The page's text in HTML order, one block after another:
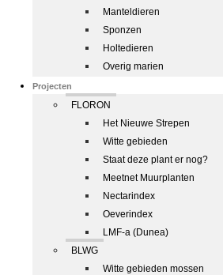
Manteldieren
Sponzen
Holtedieren
Overig marien
Projecten
FLORON
Het Nieuwe Strepen
Witte gebieden
Staat deze plant er nog?
Meetnet Muurplanten
Nectarindex
Oeverindex
LMF-a (Dunea)
BLWG
Witte gebieden mossen